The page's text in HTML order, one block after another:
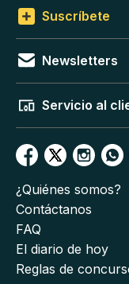
Suscríbete
Newsletters
Servicio al
¿Quiénes somos?
Contáctanos
FAQ
El diario de hoy
Reglas de